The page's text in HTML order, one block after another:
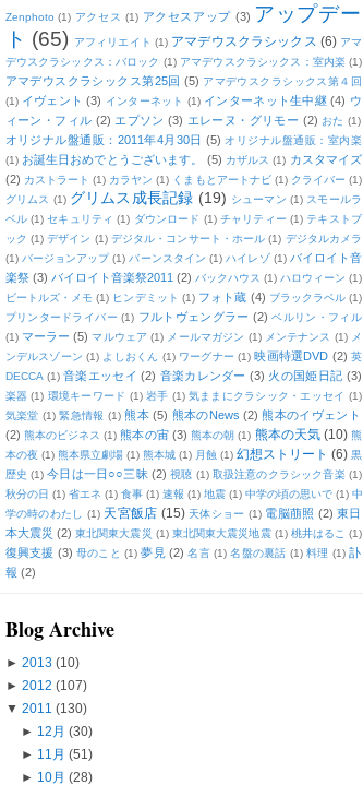
Zenphoto (1) アクセス (1) アクセスアップ (3) アップデー
ト (65) アフィリエイト (1) アマデウスクラシックス (6) アマ
デウスクラシックス：バロック (1) アマデウスクラシックス：室内楽 (1)
アマデウスクラシックス第25回 (5) アマデウスクラシックス第４回
(1) イヴェント (3) インターネット (1) インターネット生中継 (4) ウ
ィーン・フィル (2) エプソン (3) エレーヌ・グリモー (2) おた (1)
オリジナル盤通販：2011年4月30日 (5) オリジナル盤通販：室内楽
(1) お誕生日おめでとうございます。 (5) カザルス (1) カスタマイズ
(2) カストラート (1) カラヤン (1) くまもとアートナビ (1) クライバー (1)
グリムス (1) グリムス成長記録 (19) シューマン (1) スモールラ
ベル (1) セキュリティ (1) ダウンロード (1) チャリティー (1) テキストブ
ック (1) デザイン (1) デジタル・コンサート・ホール (1) デジタルカメラ
(1) バージョンアップ (1) バーンスタイン (1) ハイレゾ (1) バイロイト音
楽祭 (3) バイロイト音楽祭2011 (2) バックハウス (1) ハロウィーン (1)
ビートルズ・メモ (1) ヒンデミット (1) フォト蔵 (4) ブラックラベル (1)
プリンタードライバー (1) フルトヴェングラー (2) ベルリン・フィル
(1) マーラー (5) マルウェア (1) メールマガジン (1) メンテナンス (1) メ
ンデルスゾーン (1) よしおくん (1) ワーグナー (1) 映画特選DVD (2) 英
DECCA (1) 音楽エッセイ (2) 音楽カレンダー (3) 火の国姫日記 (3)
楽器 (1) 環境キーワード (1) 岩手 (1) 気ままにクラシック・エッセイ (1)
気楽堂 (1) 緊急情報 (1) 熊本 (5) 熊本のNews (2) 熊本のイヴェント
(2) 熊本のビジネス (1) 熊本の宙 (3) 熊本の朝 (1) 熊本の天気 (10) 熊
本の夜 (1) 熊本県立劇場 (1) 熊本城 (1) 月蝕 (1) 幻想ストリート (6) 黒
歴史 (1) 今日は一日○○三昧 (2) 視聴 (1) 取扱注意のクラシック音楽 (1)
秋分の日 (1) 省エネ (1) 食事 (1) 速報 (1) 地震 (1) 中学の頃の思いで (1) 中
学の時のわたし
(1) 天宮飯店 (15) 天体ショー (1) 電脳萠照 (2) 東日
本大震災 (2) 東北関東大震災 (1) 東北関東大震災地震 (1) 桃井はるこ (1)
復興支援 (3) 母のこと (1) 夢見 (2) 名言 (1) 名盤の裏話 (1) 料理 (1) 訃
報 (2)
Blog Archive
► 2013 (10)
► 2012 (107)
▼ 2011 (130)
► 12月 (30)
► 11月 (51)
► 10月 (28)